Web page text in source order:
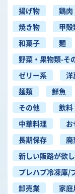
揚げ物
鶏肉
焼き物
甲殻
和菓子
麺
野菜・果物類-そ
ゼリー系
洋
麺類
鮮魚
その他
飲料
中華料理
お
長期保存
廃
新しい販路が欲
プレハブ冷凍庫/
卸売業
家